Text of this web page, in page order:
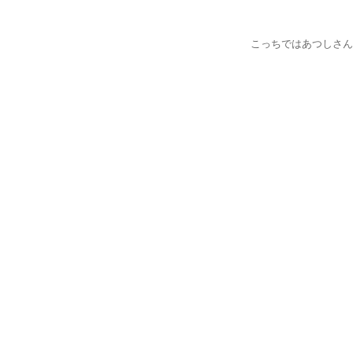
こっちではあつしさ